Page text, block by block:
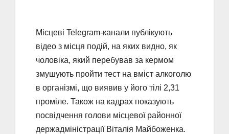
Місцеві Telegram-канали публікують
відео з місця подій, на яких видно, як
чоловіка, який перебував за кермом
змушують пройти тест на вміст алкоголю
в організмі, що виявив у його тілі 2,31
проміле. Також на кадрах показують
посвідчення голови місцевої районної
держадміністрації Віталія Майбоженка.